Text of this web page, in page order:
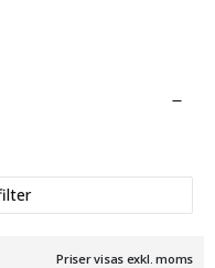
Priser visas exkl. moms